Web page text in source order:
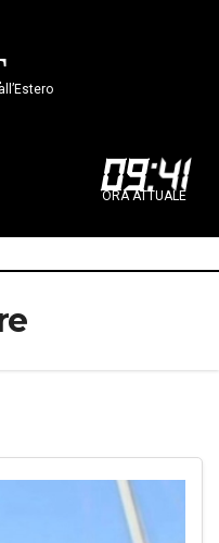
09:41
ORA ATTUALE